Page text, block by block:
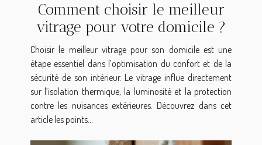
Comment choisir le meilleur
vitrage pour votre domicile ?
Choisir le meilleur vitrage pour son domicile est une
étape essentiel dans l’optimisation du confort et de la
sécurité de son intérieur. Le vitrage influe directement
sur l’isolation thermique, la luminosité et la protection
contre les nuisances extérieures. Découvrez dans cet
article les points...